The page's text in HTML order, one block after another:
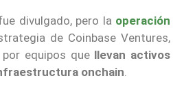
divulgado, pero la operación
de Coinbase Ventures,
equipos que llevan activos
onchain